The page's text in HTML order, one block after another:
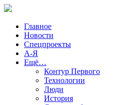
Главное
Новости
Спецпроекты
А-Я
Ещё…
Контур Первого
Технологии
Люди
История